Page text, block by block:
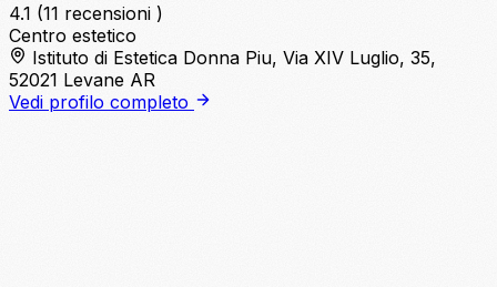
4.1 (11 recensioni )
Centro estetico
Istituto di Estetica Donna Piu, Via XIV Luglio, 35,
52021 Levane AR
Vedi profilo completo